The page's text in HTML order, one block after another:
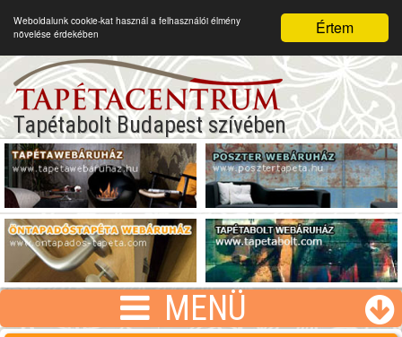
Értem
Weboldalunk cookie-kat használ a felhasználói élmény
növelése érdekében
Tapétabolt Budapest szívében
MENÜ